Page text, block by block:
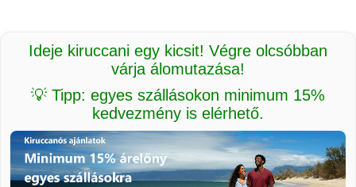
Ideje kiruccani egy kicsit! Végre olcsóbban
várja álomutazása!
💡 Tipp: egyes szállásokon minimum 15%
kedvezmény is elérhető.